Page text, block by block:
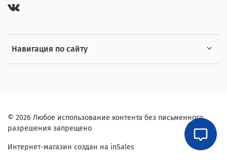
Навигация по сайту
© 2026 Любое использование контента без письменного
разрешения запрещено
Интернет-магазин создан на inSales